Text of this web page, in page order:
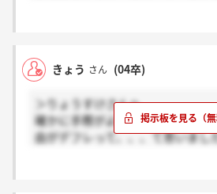
きょう さん (04卒)
＞りょうすけさんへ
確かに手際がよくなかったです
由がデフレって、、、て思いまし
すね。そういえば、ニッスイは